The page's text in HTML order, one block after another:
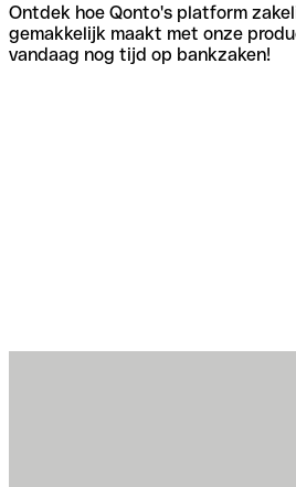
Ontdek hoe Qonto's platform
gemakkelijk maakt met onze
vandaag nog tijd op bankzaken!